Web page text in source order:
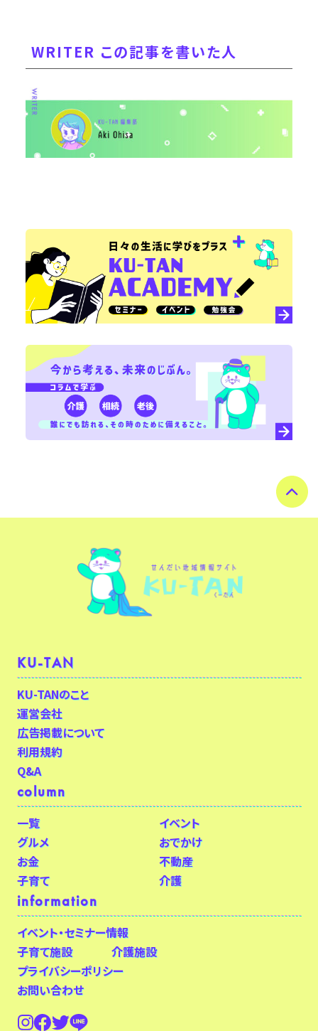
WRITER この記事を書いた人
KU-TAN
KU-TANのこと
運営会社
広告掲載について
利用規約
Q&A
column
一覧
イベント
グルメ
おでかけ
お金
不動産
子育て
介護
information
イベント・セミナー情報
子育て施設
介護施設
プライバシーポリシー
お問い合わせ